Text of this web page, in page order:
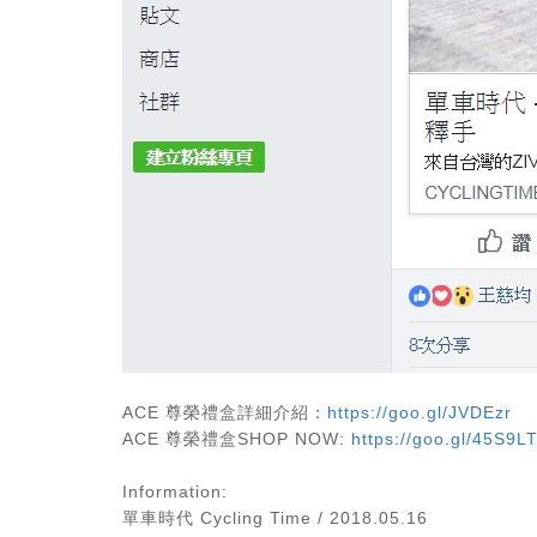
ACE 尊榮禮盒詳細介紹： https://goo.gl/JVDEzr
ACE 尊榮禮盒SHOP NOW: https://goo.gl/45S9LT
Information:
單車時代 Cycling Time / 2018.05.16